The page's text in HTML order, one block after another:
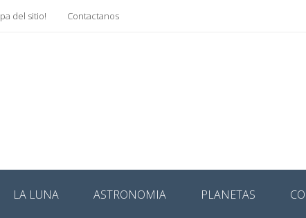
del sitio! Contactanos
LA LUNA ASTRONOMIA PLANETAS